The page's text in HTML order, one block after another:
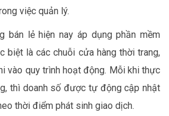
việc quản lý.
bán lẻ hiện nay áp dụng phần mềm
biệt là các chuỗi cửa hàng thời trang,
vào quy trình hoạt động. Mỗi khi thực
thì doanh số được tự động cập nhật
thời điểm phát sinh giao dịch.